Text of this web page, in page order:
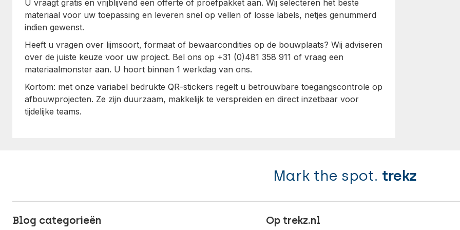
U vraagt gratis en vrijblijvend een offerte of proefpakket aan. Wij selecteren het beste
materiaal voor uw toepassing en leveren snel op vellen of losse labels, netjes genummerd
indien gewenst.
Heeft u vragen over lijmsoort, formaat of bewaarcondities op de bouwplaats? Wij adviseren
over de juiste keuze voor uw project. Bel ons op +31 (0)481 358 911 of vraag een
materiaalmonster aan. U hoort binnen 1 werkdag van ons.
Kortom: met onze variabel bedrukte QR-stickers regelt u betrouwbare toegangscontrole op
afbouwprojecten. Ze zijn duurzaam, makkelijk te verspreiden en direct inzetbaar voor
tijdelijke teams.
Mark the spot. trekz
Blog categorieën Op trekz.nl